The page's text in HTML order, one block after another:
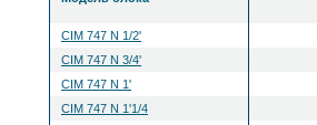
CIM 747 N 1/2'
CIM 747 N 3/4'
CIM 747 N 1'
CIM 747 N 1'1/4